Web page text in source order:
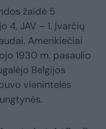
žaidė 5
4, JAV – 1. Įvarčių
Amerikiečiai
1930 m. pasaulio
Belgijos
vienintelės